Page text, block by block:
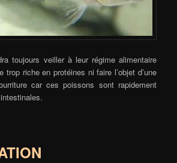
toujours veiller à leur régime alimentaire
trop riche en protéines ni faire l’objet d’une
car ces poissons sont rapidement